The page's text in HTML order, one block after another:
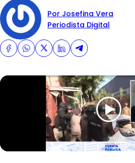
Por Josefina Vera
Periodista Digital